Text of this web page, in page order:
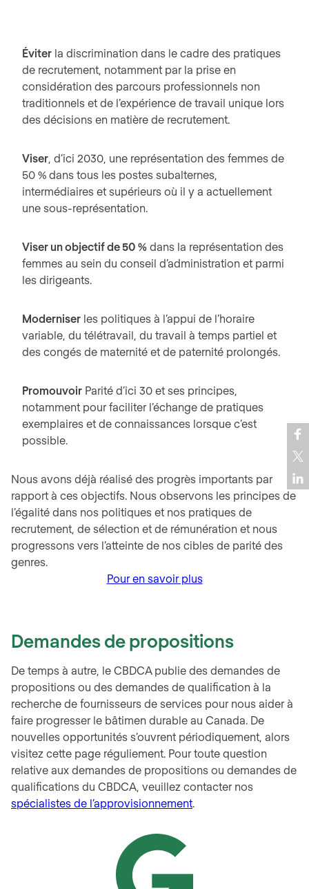
Éviter la discrimination dans le cadre des pratiques
de recrutement, notamment par la prise en
considération des parcours professionnels non
traditionnels et de l’expérience de travail unique lors
des décisions en matière de recrutement.
Viser, d’ici 2030, une représentation des femmes de
50 % dans tous les postes subalternes,
intermédiaires et supérieurs où il y a actuellement
une sous-représentation.
Viser un objectif de 50 % dans la représentation des
femmes au sein du conseil d’administration et parmi
les dirigeants.
Moderniser les politiques à l’appui de l’horaire
variable, du télétravail, du travail à temps partiel et
des congés de maternité et de paternité prolongés.
Promouvoir Parité d’ici 30 et ses principes,
notamment pour faciliter l’échange de pratiques
exemplaires et de connaissances lorsque c’est
possible.
Nous avons déjà réalisé des progrès importants par
rapport à ces objectifs. Nous observons les principes de
l’égalité dans nos politiques et nos pratiques de
recrutement, de sélection et de rémunération et nous
progressons vers l’atteinte de nos cibles de parité des
genres.
P
t
d
’
i
c
i
3
0
:
Pour en savoir plus
Demandes de propositions
De temps à autre, le CBDCA publie des demandes de
propositions ou des demandes de qualification à la
recherche de fournisseurs de services pour nous aider à
faire progresser le bâtimen durable au Canada. De
nouvelles opportunités s’ouvrent périodiquement, alors
visitez cette page réguliement. Pour toute question
relative aux demandes de propositions ou demandes de
qualifications du CBDCA, veuillez contacter nos
spécialistes de l’approvisionnement.